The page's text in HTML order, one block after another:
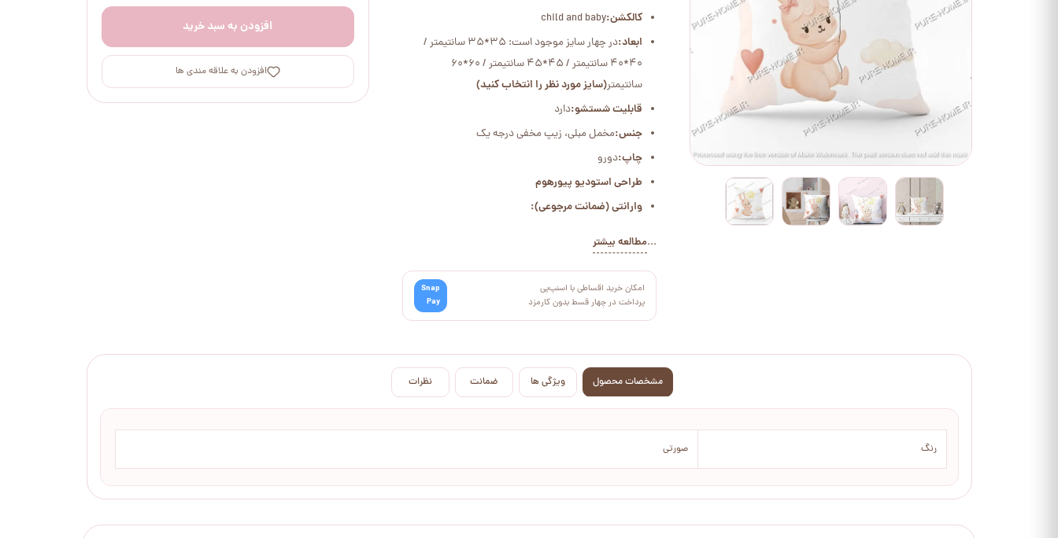
افزودن به سبد خرید
افزودن به علاقه مندی ها
کالکشن:child and baby
ابعاد:
در چهار سایز موجود است: 35*35 سانتیمتر /
40*40 سانتیمتر / 45*45 سانتیمتر / 60*60
سانتیمتر(سایز مورد نظر را انتخاب کنید)
قابلیت شستشو:دارد
جنس:مخمل مبلی، زیپ مخفی درجه یک
چاپ:دورو
طراحی استودیو پیورهوم
وارانتی (ضمانت مرجوعی):
...مطالعه بیشتر
امکان خرید اقساطی با اسنپ‌پی
پرداخت در چهار قسط بدون کارمزد
Snap
Pay
مشخصات محصول ویژگی ها ضمانت نظرات
رنگ صورتی